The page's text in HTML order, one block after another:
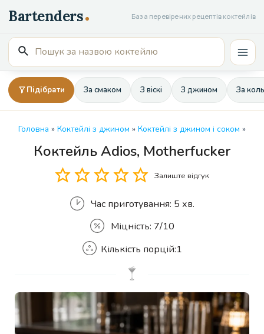
до
вмісту
База перевірених рецептів коктейлів
Пошук
для:
Підібрати За смаком З віскі З джином За
Головна » Коктейлі з джином » Коктейлі з джином і соком »
Коктейль Adios, Motherfucker
Залиште відгук
Час приготування: 5 хв.
Міцність: 7/10
Кількість
Кількість порцій:1